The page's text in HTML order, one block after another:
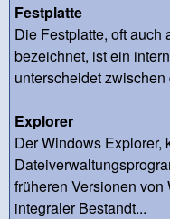
Festplatte
Die Festplatte, oft auch
bezeichnet, ist ein
unterscheidet
Explorer
Der Windows Explorer,
früheren Versionen
integraler Bestandt...